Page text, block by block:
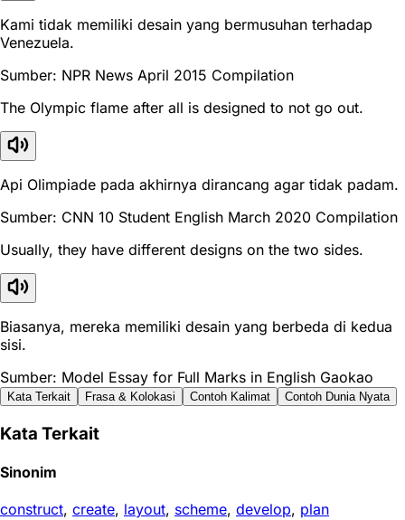
Kami tidak memiliki desain yang bermusuhan terhadap
Venezuela.
Sumber: NPR News April 2015 Compilation
The Olympic flame after all is designed to not go out.
Api Olimpiade pada akhirnya dirancang agar tidak padam.
Sumber: CNN 10 Student English March 2020 Compilation
Usually, they have different designs on the two sides.
Biasanya, mereka memiliki desain yang berbeda di kedua
sisi.
Sumber: Model Essay for Full Marks in English Gaokao
Kata Terkait Frasa & Kolokasi Contoh Kalimat Contoh Dunia Nyata
Kata Terkait
Sinonim
construct, create, layout, scheme, develop, plan